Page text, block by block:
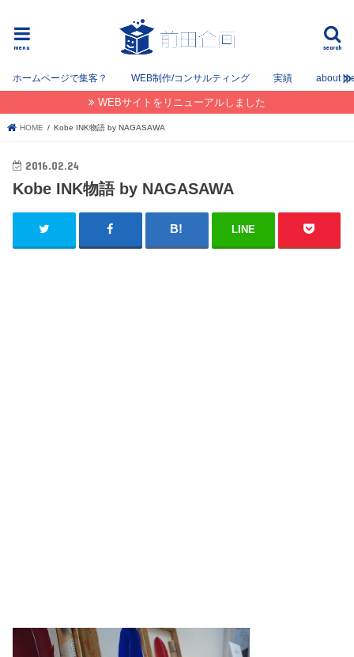
search
menu
ホームページで集客？ WEB制作/コンサルティング 実績 about
WEBサイトをリニューアルしました
HOME Kobe INK物語 by NAGASAWA
2016.02.24
Kobe INK物語 by NAGASAWA
LINE